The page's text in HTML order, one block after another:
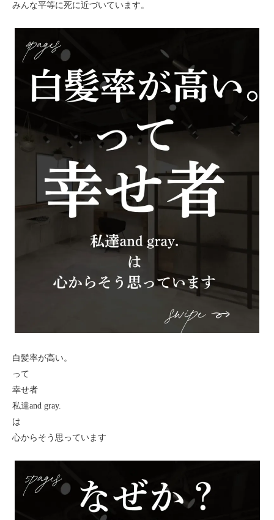
みんな平等に死に近づいています。
白髪率が高い。
って
幸せ者
私達and gray.
は
心からそう思っています